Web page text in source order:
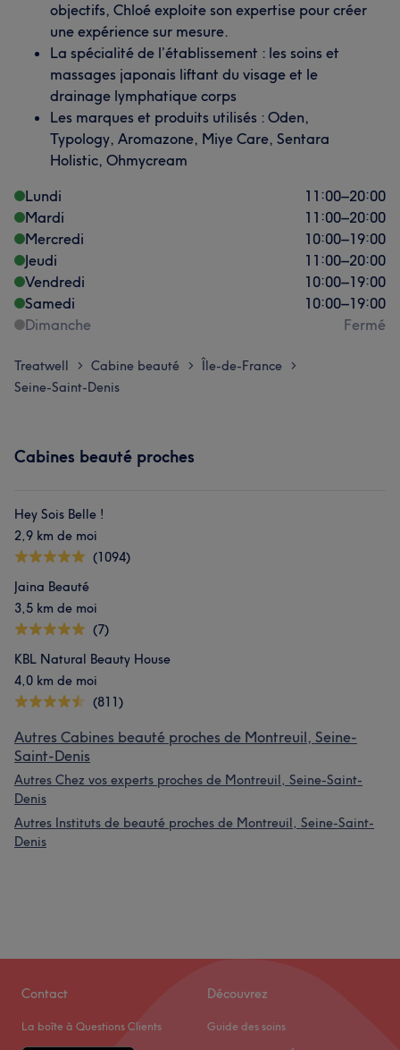
objectifs, Chloé exploite son expertise pour créer
une expérience sur mesure.
La spécialité de l’établissement : les soins et
massages japonais liftant du visage et le
drainage lymphatique corps
Les marques et produits utilisés : Oden,
Typology, Aromazone, Miye Care, Sentara
Holistic, Ohmycream
Lundi
11:00–20:00
Mardi
11:00–20:00
Mercredi
10:00–19:00
Jeudi
11:00–20:00
Vendredi
10:00–19:00
Samedi
10:00–19:00
Dimanche
Fermé
Treatwell > Cabine beauté > Île-de-France >
Seine-Saint-Denis
Cabines beauté proches
Hey Sois Belle !
2,9 km de moi
(1094)
Jaina Beauté
3,5 km de moi
(7)
KBL Natural Beauty House
4,0 km de moi
(811)
Autres Cabines beauté proches de Montreuil, Seine-
Saint-Denis
Autres Chez vos experts proches de Montreuil, Seine-Saint-
Denis
Autres Instituts de beauté proches de Montreuil, Seine-Saint-
Denis
Contact
La boîte à Questions Clients
Découvrez
Guide des soins